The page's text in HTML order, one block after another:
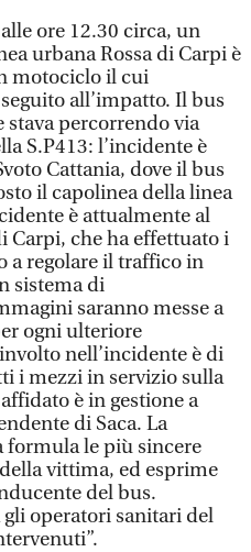
ore 12.30 circa, un
urbana Rossa di Carpi è
motociclo il cui
all’impatto. Il bus
stava percorrendo via
S.P413: l’incidente è
Cattania, dove il bus
il capolinea della linea
è attualmente al
Carpi, che ha effettuato i
a regolare il traffico in
sistema di
saranno messe a
ogni ulteriore
nell’incidente è di
i mezzi in servizio sulla
è in gestione a
di Saca. La
formula le più sincere
vittima, ed esprime
del bus.
gli operatori sanitari del